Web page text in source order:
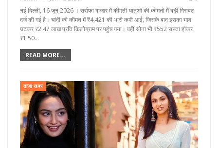
नई दिल्ली, 16 जून्‌ 2026 । सर्राफा बाजार में कीमती धातुओं की कीमतों में बड़ी गिरावट
दर्ज की गई है। चांदी की कीमत में ₹4,421 की भारी कमी आई, जिसके बाद इसका भाव
घटकर ₹2.47 लाख प्रति किलोग्राम पर पहुंच गया। वहीं सोना भी ₹552 सस्ता होकर
₹1.50…
READ MORE...
ताज़ा खबर